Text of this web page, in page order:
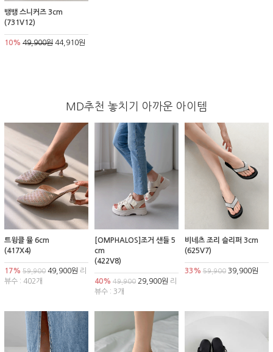
뱅뱅 스니커즈 3cm
(731V12)
10% 49,900원 44,910원
MD추천 놓치기 아까운 아이템
트윙클 뮬 6cm
(417X4)
17% 59,900 49,900원 리
뷰수 : 402개
[OMPHALOS]조거 샌들 5
cm
(422V8)
40% 49,90029,900원 리
뷰수 : 3개
비네츠 조리 슬리퍼 3cm
(625V7)
33% 59,90039,900원